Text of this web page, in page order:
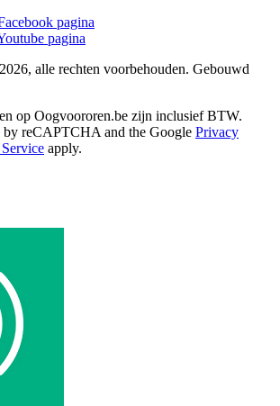
pagina
pagina
alle rechten voorbehouden. Gebouwd
op Oogvoororen.be zijn inclusief BTW.
by reCAPTCHA and the Google Privacy
apply.